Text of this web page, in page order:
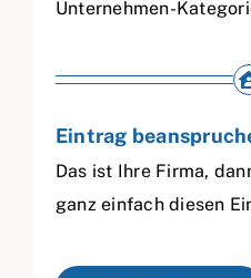
Unternehmen-
Eintrag
Das ist Ihre Firma,
ganz einfach diesen